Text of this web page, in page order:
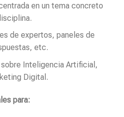
en un tema concreto
de expertos, paneles de
etc.
Inteligencia Artificial,
Digital.
para: